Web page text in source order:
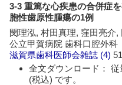
3-3 重篤な心疾患の合併症
胞性歯原性腫瘍の1例
閔理泓, 村田真理, 窪田亮介
公立甲賀病院 歯科口腔外科
滋賀県歯科医師会雑誌 (4)
全文ダウンロード：
(税込) です。